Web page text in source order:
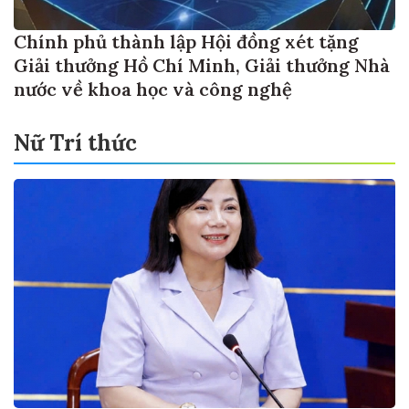
Chính phủ thành lập Hội đồng xét tặng
Giải thưởng Hồ Chí Minh, Giải thưởng Nhà
nước về khoa học và công nghệ
Nữ Trí thức